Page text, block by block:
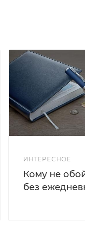
ИНТЕРЕСНОЕ
Кому не
без